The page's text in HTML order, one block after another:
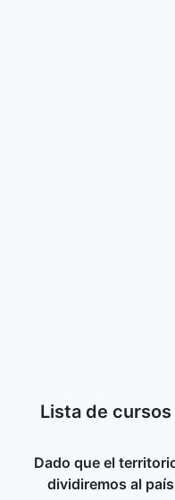
Lista de
Dado que el
dividiremos al